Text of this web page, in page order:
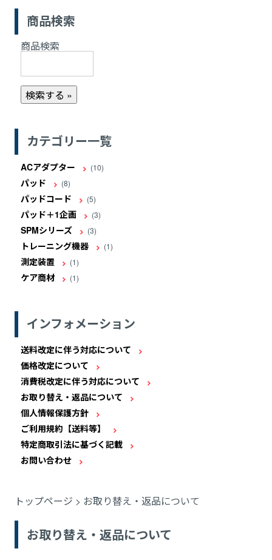
商品検索
商品検索
カテゴリー一覧
ACアダプター (10)
パッド (8)
パッドコード (5)
パッド＋1企画 (3)
SPMシリーズ (3)
トレーニング機器 (1)
測定装置 (1)
ケア商材 (1)
インフォメーション
送料改定に伴う対応について
価格改定について
消費税改定に伴う対応について
お取り替え・返品について
個人情報保護方針
ご利用規約【送料等】
特定商取引法に基づく記載
お問い合わせ
トップページ > お取り替え・返品について
お取り替え・返品について